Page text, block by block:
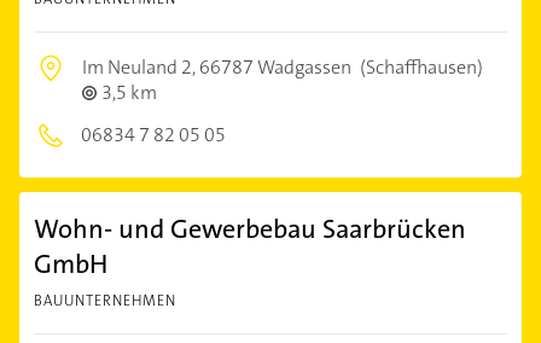
Im Neuland 2,66787 Wadgassen (Schaffhausen)
3,5 km
06834 7 82 05 05
Wohn- und Gewerbebau Saarbrücken
GmbH
BAUUNTERNEHMEN